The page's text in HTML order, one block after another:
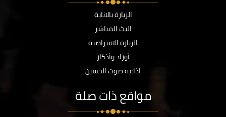
الزيارة بالانابة
البث المباشر
الزيارة الافتراضية
أوراد وأذكار
اذاعة صوت الحسين
مواقع ذات صلة